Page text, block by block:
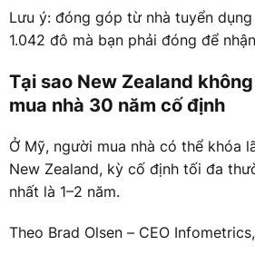
Lưu ý: đóng góp từ nhà tuyển
1.042 đô mà bạn phải đóng để
Tại sao New Zealand
mua nhà 30 năm cố định
Ở Mỹ, người mua nhà có thể khóa
New Zealand, kỳ cố định tối đa
nhất là 1–2 năm.
Theo Brad Olsen – CEO